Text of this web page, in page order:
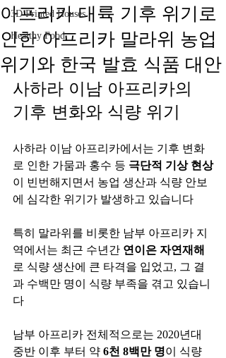
3D Printed Houses
Healthy Food
아프리카 대륙 기후 위기로
인한 아프리카 말라위 농업
위기와 한국 발효 식품 대안
사하라 이남 아프리카의
기후 변화와 식량 위기
사하라 이남 아프리카에서는 기후 변화
로 인한 가뭄과 홍수 등 극단적 기상 현상
이 빈번해지면서 농업 생산과 식량 안보
에 심각한 위기가 발생하고 있습니다​
​특히 말라위를 비롯한 남부 아프리카 지
역에서는 최근 수년간 연이은 자연재해
로 식량 생산에 큰 타격을 입었고, 그 결
과 수백만 명이 식량 부족을 겪고 있습니
다​
남부 아프리카 전체적으로는 2020년대
중반 이후 부터 약 6천 8백만 명이 식량